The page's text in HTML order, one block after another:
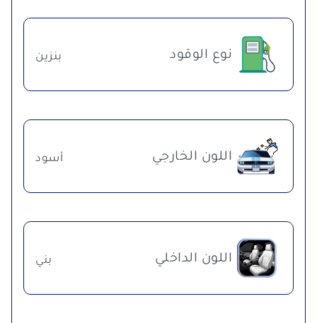
نوع الوقود بنزين
اللون الخارجي أسود
اللون الداخلي بني